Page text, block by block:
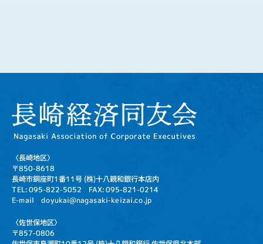
〈長崎地区〉
〒850-8618
長崎市銅座町1番11号 (株)十八親和銀行本店内
TEL: 095-822-5052 FAX: 095-821-0214
E-mail doyukai@nagasaki-keizai.co.jp
〈佐世保地区〉
〒857-0806